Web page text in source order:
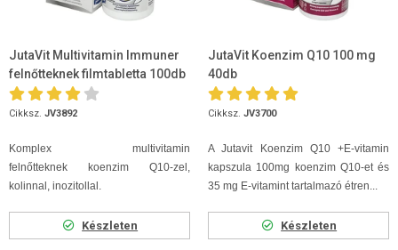
JutaVit Multivitamin Immuner
felnőtteknek filmtabletta 100db
Cikksz. JV3892
Komplex multivitamin
felnőtteknek koenzim Q10-zel,
kolinnal, inozitollal.
Készleten
JutaVit Koenzim Q10 100 mg
40db
Cikksz. JV3700
A Jutavit Koenzim Q10 +E-vitamin
kapszula 100mg koenzim Q10-et és
35 mg E-vitamint tartalmazó étren...
Készleten